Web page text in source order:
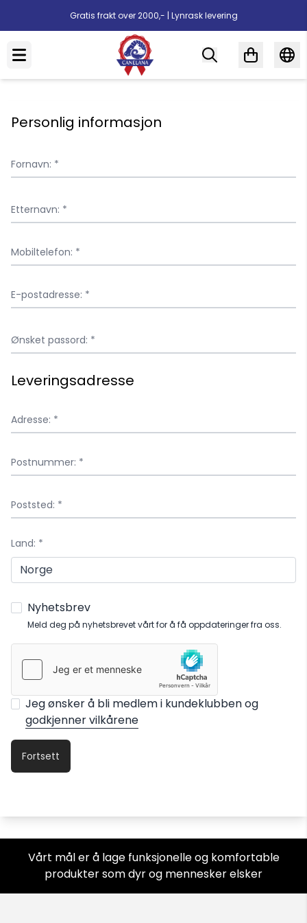
Hopp til innholdGratis frakt over 2000,- | Lynrask levering
Personlig informasjon
Fornavn: *
Etternavn: *
Mobiltelefon: *
E-postadresse: *
Ønsket passord: *
Leveringsadresse
Adresse: *
Postnummer: *
Poststed: *
Land: *
Nyhetsbrev
Meld deg på nyhetsbrevet vårt for å få oppdateringer fra oss.
Jeg ønsker å bli medlem i kundeklubben og
godkjenner vilkårene
Vårt mål er å lage funksjonelle og komfortable
produkter som dyr og mennesker elsker